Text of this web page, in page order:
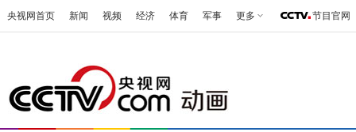
央视网首页 新闻 视频 经济 体育 军事 更多 节目官网